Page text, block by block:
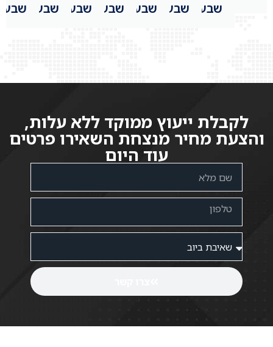
שבע
שבע
שבע
שבע
שבע
שבע
שבע
לקבלת ייעוץ ממוקד ללא עלות,
והצעת מחיר מנצחת השאירו פרטים
עוד היום